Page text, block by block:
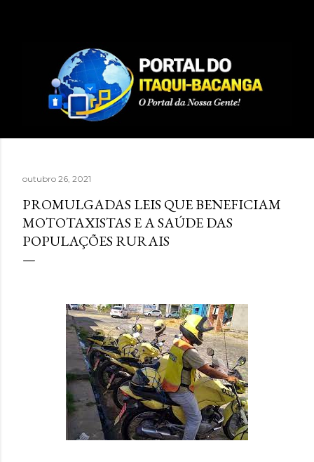
outubro 26, 2021
PROMULGADAS LEIS QUE BENEFICIAM
MOTOTAXISTAS E A SAÚDE DAS
POPULAÇÕES RURAIS